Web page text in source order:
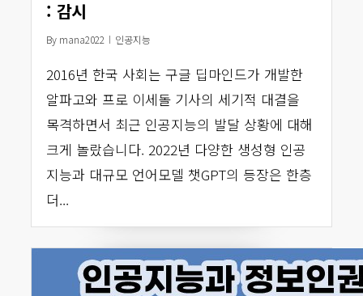
: 감시
By mana2022 인공지능
2016년 한국 사회는 구글 딥마인드가 개발한
알파고와 프로 이세돌 기사의 세기적 대결을
목격하면서 최근 인공지능의 발달 상황에 대해
크게 놀랐습니다. 2022년 다양한 생성형 인공
지능과 대규모 언어모델 챗GPT의 등장은 한층
더...